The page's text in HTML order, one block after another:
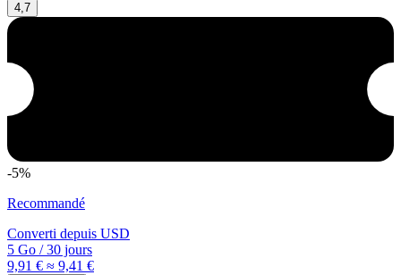
4,7
-5%
Recommandé
Converti depuis USD
5 Go /30 jours
9,91 € ≈ 9,41 €